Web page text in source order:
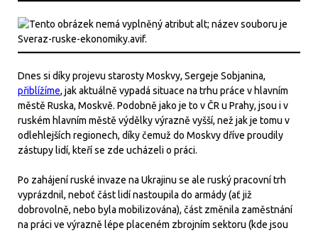
Dnes si díky projevu starosty Moskvy, Sergeje Sobjanina,
přiblížíme, jak aktuálně vypadá situace na trhu práce v hlavním
městě Ruska, Moskvě. Podobně jako je to v ČR u Prahy, jsou i v
ruském hlavním městě výdělky výrazně vyšší, než jak je tomu v
odlehlejších regionech, díky čemuž do Moskvy dříve proudily
zástupy lidí, kteří se zde ucházeli o práci.
Po zahájení ruské invaze na Ukrajinu se ale ruský pracovní trh
vyprázdnil, neboť část lidí nastoupila do armády (ať již
dobrovolně, nebo byla mobilizována), část změnila zaměstnání
na práci ve výrazně lépe placeném zbrojním sektoru (kde jsou